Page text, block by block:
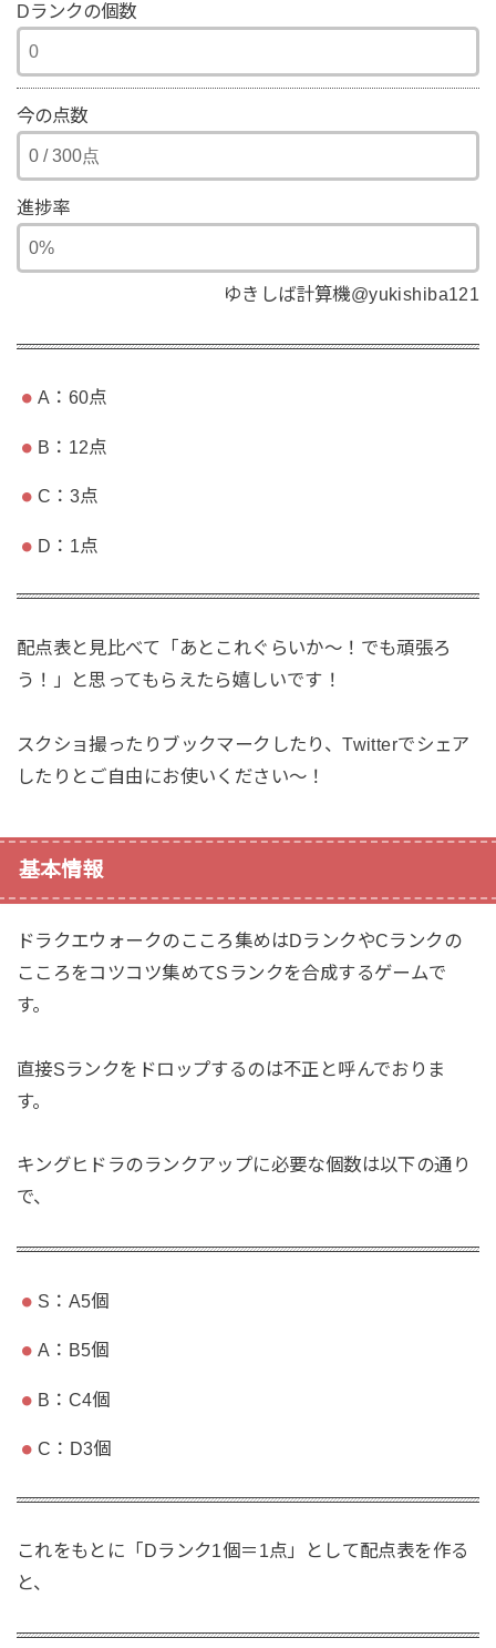
Dランクの個数
今の点数
進捗率
ゆきしば計算機@yukishiba121
A：60点
B：12点
C：3点
D：1点
配点表と見比べて「あとこれぐらいか〜！でも頑張ろ
う！」と思ってもらえたら嬉しいです！
スクショ撮ったりブックマークしたり、Twitterでシェア
したりとご自由にお使いください〜！
基本情報
ドラクエウォークのこころ集めはDランクやCランクの
こころをコツコツ集めてSランクを合成するゲームで
す。
直接Sランクをドロップするのは不正と呼んでおりま
す。
キングヒドラのランクアップに必要な個数は以下の通り
で、
S：A5個
A：B5個
B：C4個
C：D3個
これをもとに「Dランク1個＝1点」として配点表を作る
と、